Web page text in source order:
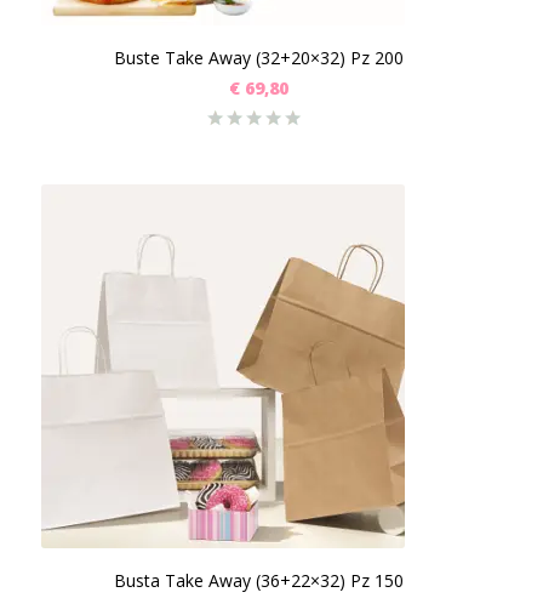
Buste Take Away (32+20×32) Pz 200
€ 69,80
Busta Take Away (36+22×32) Pz 150